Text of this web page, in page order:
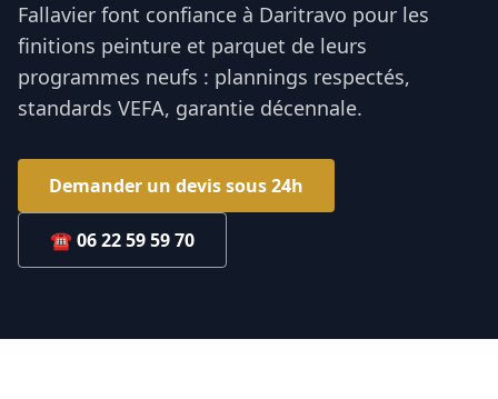
Fallavier font confiance à Daritravo pour les
finitions peinture et parquet de leurs
programmes neufs : plannings respectés,
standards VEFA, garantie décennale.
Demander un devis sous 24h
☎06 22 59 59 70